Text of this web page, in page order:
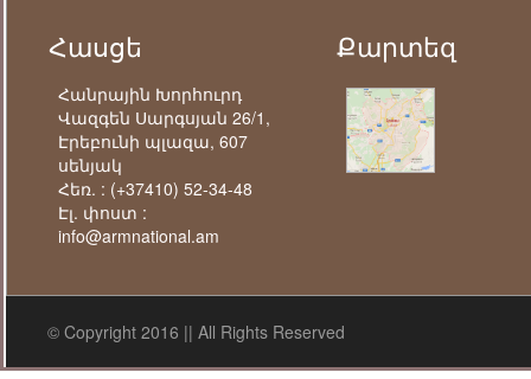
Հասցե
Հանրային Խորհուրդ
Վազգեն Սարգսյան 26/1,
Էրեբունի պլազա, 607
սենյակ
Հեռ. : (+37410) 52-34-48
Էլ. փոստ :
info@armnational.am
Քարտեզ
© Copyright 2016 || All Rights Reserved